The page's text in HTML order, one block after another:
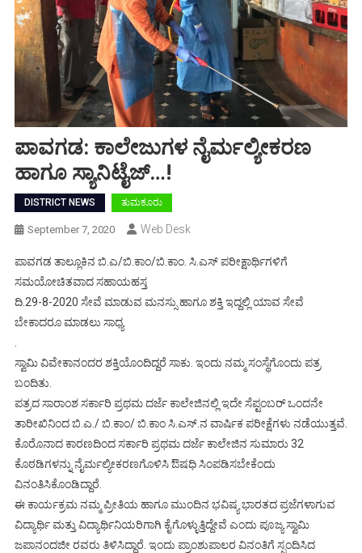
ಪಾವಗಡ: ಕಾಲೇಜುಗಳ ನೈರ್ಮಲ್ಯೀಕರಣ
ಹಾಗೂ ಸ್ಯಾನಿಟೈಜ್…!
DISTRICT NEWS ತುಮಕೂರು
September 7, 2020 Web Desk
ಪಾವಗಡ ತಾಲ್ಲೂಕಿನ ಬಿ.ಎ/ಬಿ.ಕಾಂ/ಬಿ.ಕಾಂ. ಸಿ.ಎಸ್ ಪರೀಕ್ಷಾರ್ಥಿಗಳಿಗೆ
ಸಮಯೋಚಿತವಾದ ಸಹಾಯಹಸ್ತ
ದಿ.29-8-2020 ಸೇವೆ ಮಾಡುವ ಮನಸ್ಸು ಹಾಗೂ ಶಕ್ತಿ ಇದ್ದಲ್ಲಿ ಯಾವ ಸೇವೆ
ಬೇಕಾದರೂ ಮಾಡಲು ಸಾಧ್ಯ
ಸ್ವಾಮಿ ವಿವೇಕಾನಂದರ ಶಕ್ತಿಯೊಂದಿದ್ದರೆ ಸಾಕು. ಇಂದು ನಮ್ಮ ಸಂಸ್ಥೆಗೊಂದು ಪತ್ರ
ಬಂದಿತು.
ಪತ್ರದ ಸಾರಾಂಶ ಸರ್ಕಾರಿ ಪ್ರಥಮ ದರ್ಜೆ ಕಾಲೇಜಿನಲ್ಲಿ ಇದೇ ಸೆಪ್ಟಂಬರ್ ಒಂದನೇ
ತಾರೀಖಿನಿಂದ ಬಿ.ಎ./ ಬಿ.ಕಾಂ/ ಬಿ.ಕಾಂ ಸಿ.ಎಸ್.ನ ವಾರ್ಷಿಕ ಪರೀಕ್ಷೆಗಳು ನಡೆಯುತ್ತವೆ.
ಕೊರೊನಾದ ಕಾರಣದಿಂದ ಸರ್ಕಾರಿ ಪ್ರಥಮ ದರ್ಜೆ ಕಾಲೇಜಿನ ಸುಮಾರು 32
ಕೊಠಡಿಗಳನ್ನು ನೈರ್ಮಲ್ಯೀಕರಣಗೊಳಿಸಿ ಔಷಧಿ ಸಿಂಪಡಿಸಬೇಕೆಂದು
ವಿನಂತಿಸಿಕೊಂಡಿದ್ದಾರೆ.
ಈ ಕಾರ್ಯಕ್ರಮ ನಮ್ಮ ಪ್ರೀತಿಯ ಹಾಗೂ ಮುಂದಿನ ಭವಿಷ್ಯ ಭಾರತದ ಪ್ರಜೆಗಳಾಗುವ
ವಿದ್ಯಾರ್ಥಿ ಮತ್ತು ವಿದ್ಯಾರ್ಥಿನಿಯರಿಗಾಗಿ ಕೈಗೊಳ್ಳುತ್ತಿದ್ದೇವೆ ಎಂದು ಪೂಜ್ಯ ಸ್ವಾಮಿ
ಜಪಾನಂದಜೀ ರವರು ತಿಳಿಸಿದ್ದಾರೆ. ಇಂದು ಪ್ರಾಂಶುಪಾಲರ ವಿನಂತಿಗೆ ಸ್ಪಂದಿಸಿದ